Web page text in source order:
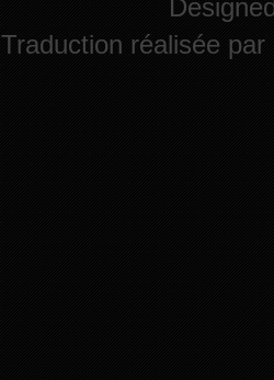
Traduction réalisée par